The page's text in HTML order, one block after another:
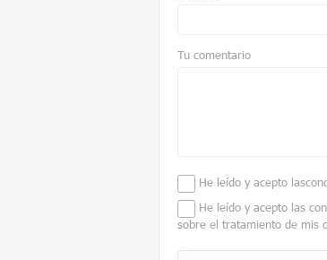
Tu comentario
He leído y acepto las
He leído y acepto las
sobre el tratamiento de mis